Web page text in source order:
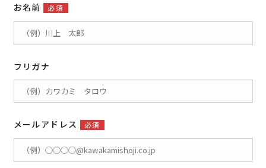
お名前 必須
フリガナ
メールアドレス 必須